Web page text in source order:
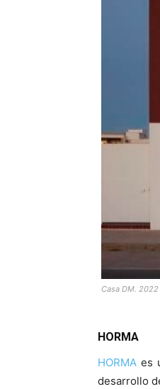
Casa DM.
HORMA
HORMA es
desarrollo